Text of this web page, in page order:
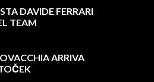
DAVIDE FERRARI
TEAM
ARRIVA